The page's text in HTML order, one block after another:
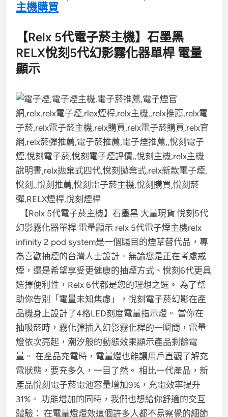
主機購買
【Relx 5代電子菸主機】石墨黑
RELX悅刻5代幻影霧化器單桿 電量
顯示
【Relx 5代電子菸主機】石墨黑 大量現貨 悅刻5代
幻影霧化器單桿 電量顯示 relx 5代電子煙主機relx
infinity 2 pod system是一個矚目的煙草替代品，專
為喜歡抽煙的台灣人士設計。無論您是正在考慮戒
煙，還是希望享受更健康的抽煙方式、悅刻6代更具
選擇便利性，Relx 6代都是您的理想之選。 為了幫
助你告別「電量未知焦慮」，悅刻電子菸幻影在產
品機身上設計了4格LED刻度電量指示燈。 當你在
抽吸菸時，霧化彈插入幻影霧化桿的一瞬間，電量
燈依次亮起，潮汐般的動態效果顯示產品剩餘電
量。 在產品充電時，電量燈也能讓用戶直觀了解充
電狀態，要充多久，一目了然。 相比一代產品，新
產品悅刻電子菸電池容量增加9%，充電效率提升
31%。 功能增加的同時，我們也想給你舒適的交互
體驗： 在電量燈燈效這個許多人都不易察覺的細節